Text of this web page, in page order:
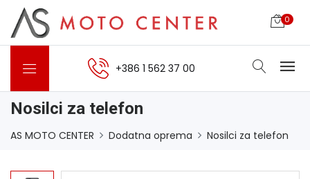
0
+386 1 562 37 00
Nosilci za telefon
AS MOTO CENTER Dodatna oprema Nosilci za telefon